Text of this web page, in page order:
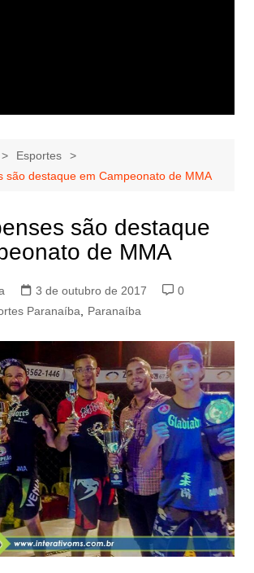
Esportes
são destaque em Campeonato de MMA
são destaque
de MMA
3 de outubro de 2017
0
Paranaíba Paranaíba